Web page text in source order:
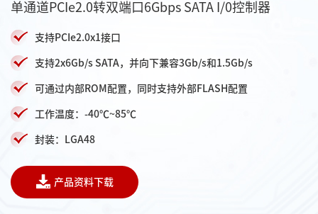
单通道PCIe2.0转双端口6Gbps SATA I/0控制器
支持PCIe2.0x1接口
支持2x6Gb/s SATA，并向下兼容3Gb/s和1.5Gb/s
可通过内部ROM配置，同时支持外部FLASH配置
工作温度：-40℃~85℃
封装：LGA48
产品资料下载